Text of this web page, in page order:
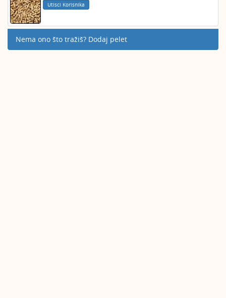
Utisci Korisnika
Nema ono što tražiš? Dodaj pelet